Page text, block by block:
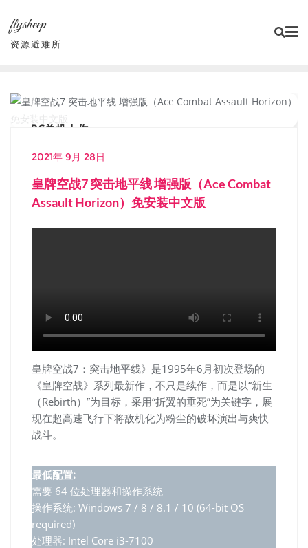
content
flysheep
资源避难所
PC单机大作
2021年 9月 28日
皇牌空战7 突击地平线 增强版（Ace Combat
Assault Horizon）免安装中文版
皇牌空战7：突击地平线》是1995年6月初次登场的
《皇牌空战》系列最新作，不只是续作，而是以“新生
（Rebirth）”为目标，采用“折翼的垂死”为关键字，展
现在超高速飞行下将敌机化为粉尘的破坏演出与爽快
战斗。
最低配置:
需要 64 位处理器和操作系统
操作系统: Windows 7 / 8 / 8.1 / 10 (64-bit OS
required)
处理器: Intel Core i3-7100